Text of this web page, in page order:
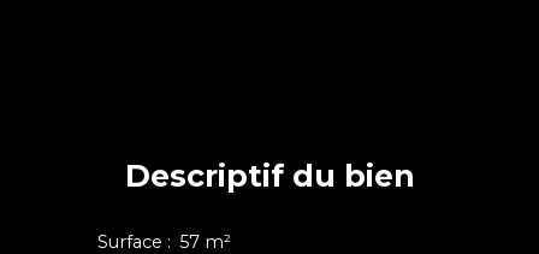
Descriptif du bien
Surface : 57 m²